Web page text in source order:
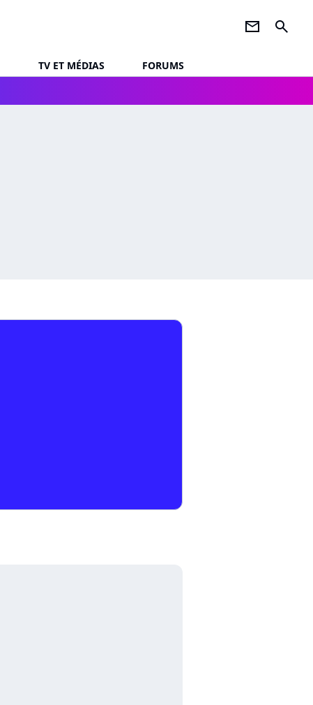
newsletter search
TV ET MÉDIAS
FORUMS